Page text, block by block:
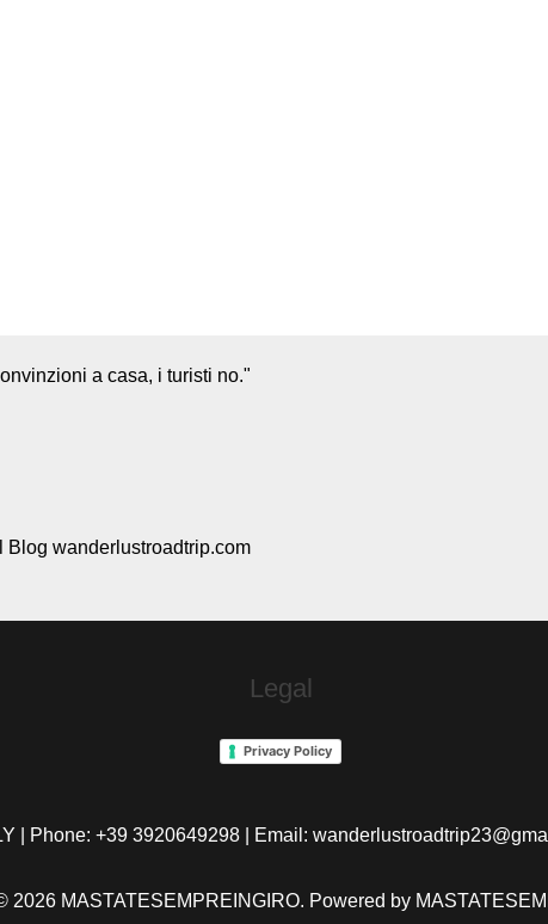
a casa, i turisti no."
Blog wanderlustroadtrip.com
Legal
Privacy Policy
| Phone: +39 3920649298 | Email:
2026 MASTATESEMPREINGIRO. Powered by